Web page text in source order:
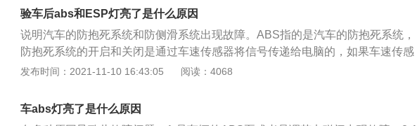
会进行自我检查，防止意外发生，这种情况不用理会。但如果是车辆在道路行驶
时，仪表盘上的abs灯突然亮了，证明abs有异常情况，这时应该和其他车辆保持
距离，在安全条件下，尽快到最近的维修店进行检查，因为abs亮了说明轮胎有
机会出现打滑情况，十分危险。
验车后abs和ESP灯亮了是什么原因
说明汽车的防抱死系统和防侧滑系统出现故障。ABS指的是汽车的防抱死系统，
防抱死系统的开启和关闭是通过车速传感器将信号传递给电脑的，如果车速传感
器出现故障，防抱死系统自然不会正常工作，这时汽车仪表盘上的指示灯就会点
将信号传递给电脑的，如果车速传感器出现故障，防抱死系统自然不会正常工
作，这时汽车仪表盘上的指示灯就会点亮。防抱死系统出现故障之后，会影响汽
发布时间：2021-11-10 16:43:05 阅读：4068
车abs灯亮了是什么原因